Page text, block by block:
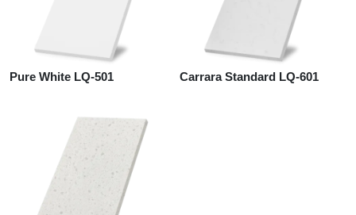
Pure White LQ-501 Carrara Standard LQ-601